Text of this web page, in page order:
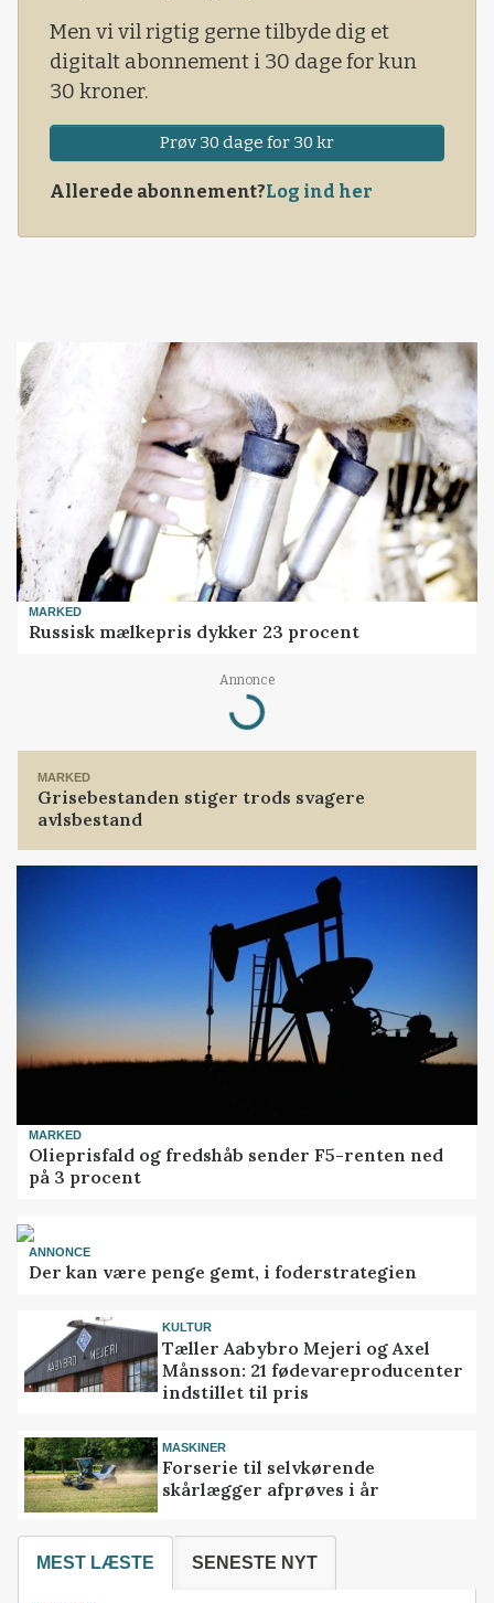
Men vi vil rigtig gerne tilbyde dig et
digitalt abonnement i 30 dage for kun
30 kroner.
Prøv 30 dage for 30 kr
Allerede abonnement?Log ind her
MARKED
Russisk mælkepris dykker 23 procent
Annonce
Loading...
MARKED
Grisebestanden stiger trods svagere
avlsbestand
MARKED
Olieprisfald og fredshåb sender F5-renten ned
på 3 procent
ANNONCE
Der kan være penge gemt, i foderstrategien
KULTUR
Tæller Aabybro Mejeri og Axel
Månsson: 21 fødevareproducenter
indstillet til pris
MASKINER
Forserie til selvkørende
skårlægger afprøves i år
MEST LÆSTE SENESTE NYT